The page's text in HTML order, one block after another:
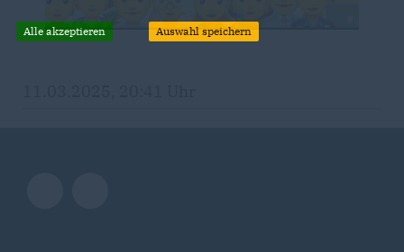
Alle akzeptieren Auswahl speichern